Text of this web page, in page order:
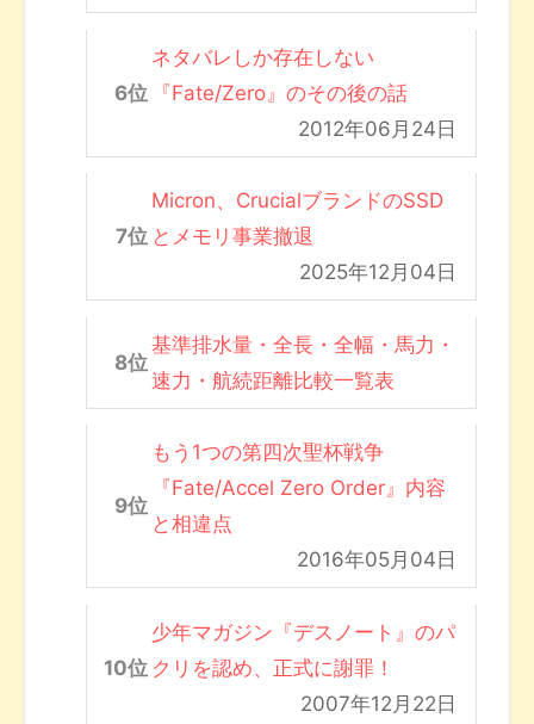
ネタバレしか存在しない
『Fate/Zero』のその後の話
2012年06月24日
Micron、CrucialブランドのSSD
とメモリ事業撤退
2025年12月04日
基準排水量・全長・全幅・馬力・
速力・航続距離比較一覧表
もう1つの第四次聖杯戦争
『Fate/Accel Zero Order』内容
と相違点
2016年05月04日
少年マガジン『デスノート』のパ
クリを認め、正式に謝罪！
2007年12月22日